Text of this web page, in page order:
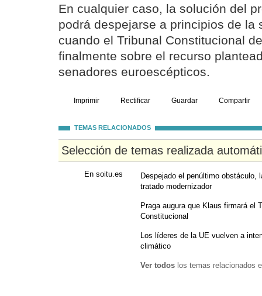
En cualquier caso, la solución del
podrá despejarse a principios de la
cuando el Tribunal Constitucional
finalmente sobre el recurso
senadores euroescépticos.
Imprimir Rectificar Guardar Compartir
TEMAS RELACIONADOS
Selección de temas realizada
En soitu.es
Despejado el penúltimo obstáculo,
tratado modernizador
Praga augura que Klaus firmará el
Constitucional
Los líderes de la UE vuelven a
climático
Ver todos los temas relacionados